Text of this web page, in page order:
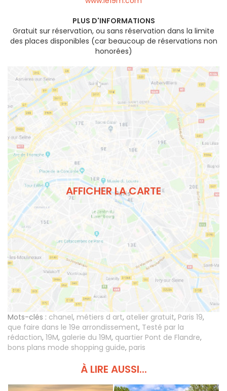
PLUS D'INFORMATIONS
Gratuit sur réservation, ou sans réservation dans la limite
des places disponibles (car beaucoup de réservations non
honorées)
AFFICHER LA CARTE
Mots-clés : chanel, métiers d art, atelier gratuit, Paris 19,
que faire dans le 19e arrondissement, Testé par la
rédaction, 19M, galerie du 19M, quartier Pont de Flandre,
bons plans mode shopping guide, paris
À LIRE AUSSI...